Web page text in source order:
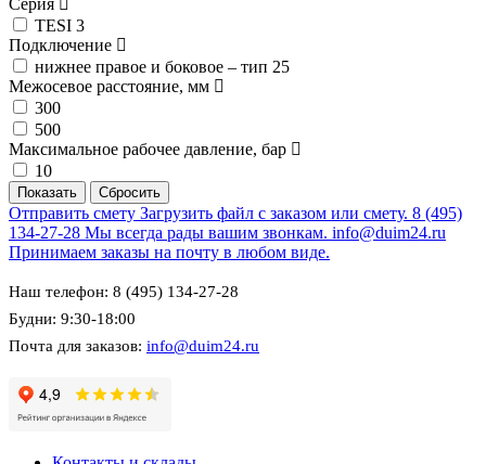
Серия
TESI 3
Подключение
нижнее правое и боковое – тип 25
Межосевое расстояние, мм
300
500
Максимальное рабочее давление, бар
10
Отправить смету Загрузить файл с заказом или смету. 8 (495)
134-27-28 Мы всегда рады вашим звонкам. info@duim24.ru
Принимаем заказы на почту в любом виде.
Наш телефон: 8 (495) 134-27-28
Будни: 9:30-18:00
Почта для заказов: info@duim24.ru